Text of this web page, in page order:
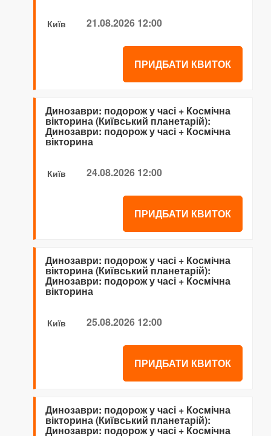
Київ 21.08.2026 12:00
ПРИДБАТИ КВИТОК
Динозаври: подорож у часі + Космічна
вікторина (Київський планетарій):
Динозаври: подорож у часі + Космічна
вікторина
Київ 24.08.2026 12:00
ПРИДБАТИ КВИТОК
Динозаври: подорож у часі + Космічна
вікторина (Київський планетарій):
Динозаври: подорож у часі + Космічна
вікторина
Київ 25.08.2026 12:00
ПРИДБАТИ КВИТОК
Динозаври: подорож у часі + Космічна
вікторина (Київський планетарій):
Динозаври: подорож у часі + Космічна